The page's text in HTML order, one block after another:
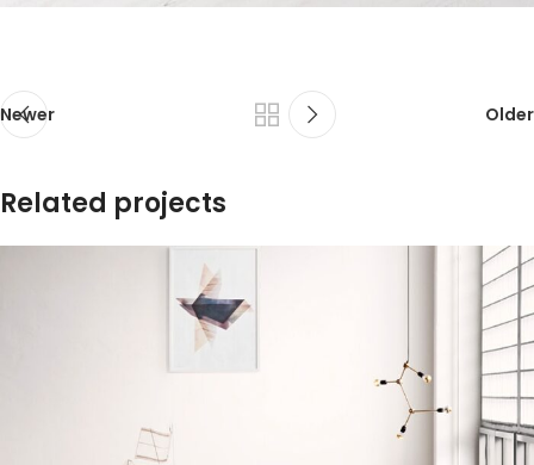
Newer Older
Related projects